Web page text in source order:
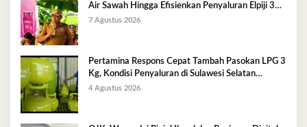
Air Sawah Hingga Efisienkan Penyaluran Elpiji 3
Kg
7 Agustus 2026
Pertamina Respons Cepat Tambah Pasokan LPG 3
Kg, Kondisi Penyaluran di Sulawesi Selatan
Berlangsung Kondusif
4 Agustus 2026